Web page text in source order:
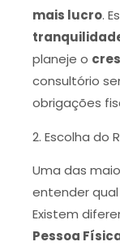
mais lucro.
planeje o
consultório
obrigações
2. Escolha do
Uma das
entender qual
Existem
Pessoa